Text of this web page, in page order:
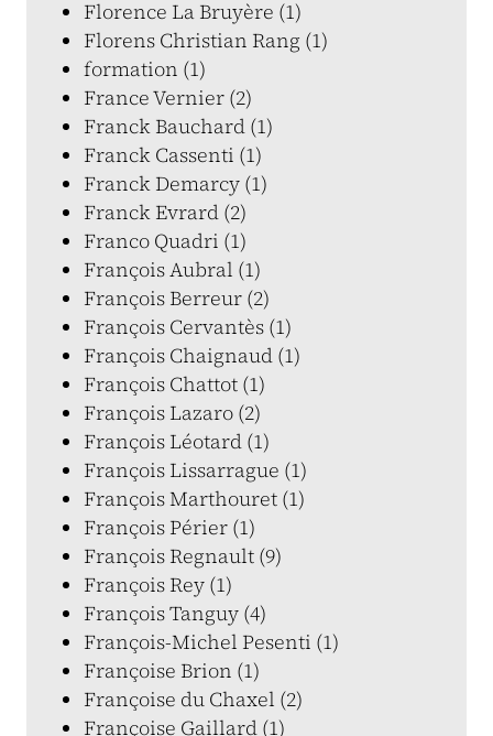
Florence La Bruyère (1)
Florens Christian Rang (1)
formation (1)
France Vernier (2)
Franck Bauchard (1)
Franck Cassenti (1)
Franck Demarcy (1)
Franck Evrard (2)
Franco Quadri (1)
François Aubral (1)
François Berreur (2)
François Cervantès (1)
François Chaignaud (1)
François Chattot (1)
François Lazaro (2)
François Léotard (1)
François Lissarrague (1)
François Marthouret (1)
François Périer (1)
François Regnault (9)
François Rey (1)
François Tanguy (4)
François-Michel Pesenti (1)
Françoise Brion (1)
Françoise du Chaxel (2)
Françoise Gaillard (1)